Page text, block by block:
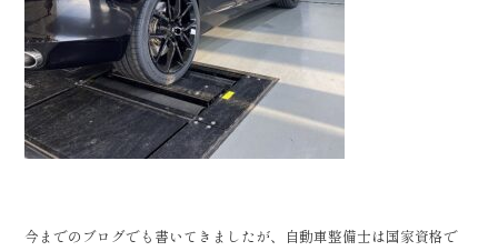
今までのブログでも書いてきましたが、自動車整備士は国家資格で